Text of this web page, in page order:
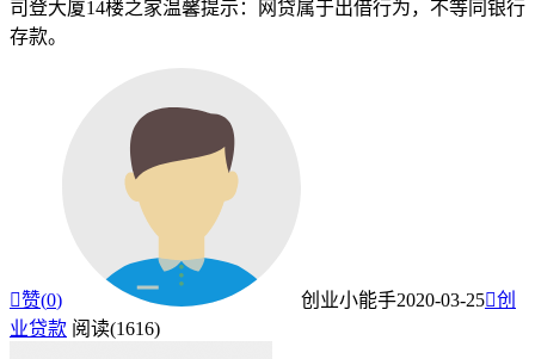
司登大厦14楼之家温馨提示：网贷属于出借行为，不等同银行
存款。
赞(0) 创业小能手2020-03-25创
业贷款 阅读(1616)